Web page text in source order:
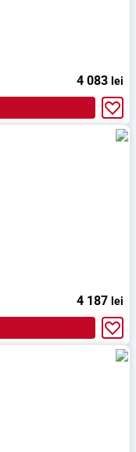
4 083 lei
4 187 lei